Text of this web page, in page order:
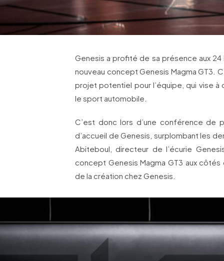
Genesis a profité de sa présence aux
nouveau concept Genesis Magma GT3.
projet potentiel pour l’équipe, qui vise
le sport automobile.
C’est donc lors d’une conférence de
d’accueil de Genesis, surplombant les
Abiteboul, directeur de l’écurie
concept Genesis Magma GT3 aux
de la création chez Genesis.